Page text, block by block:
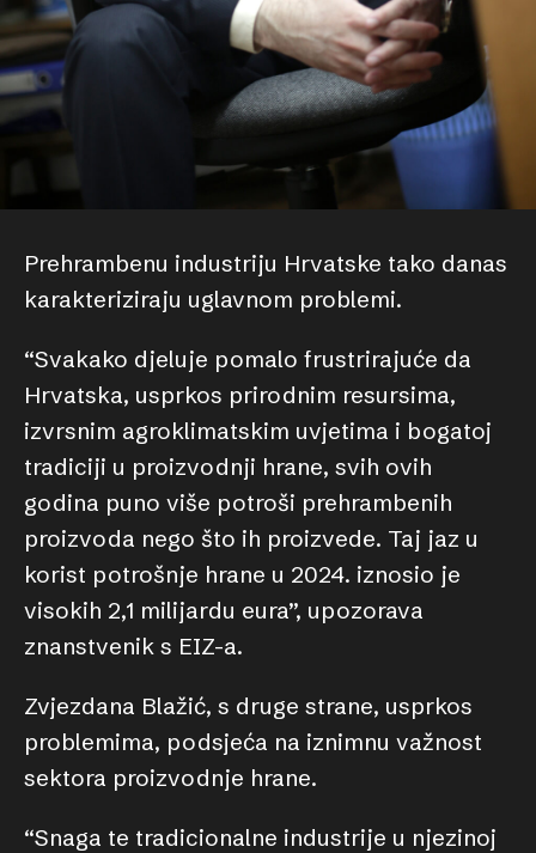
Prehrambenu industriju Hrvatske tako danas
karakteriziraju uglavnom problemi.
“Svakako djeluje pomalo frustrirajuće da
Hrvatska, usprkos prirodnim resursima,
izvrsnim agroklimatskim uvjetima i bogatoj
tradiciji u proizvodnji hrane, svih ovih
godina puno više potroši prehrambenih
proizvoda nego što ih proizvede. Taj jaz u
korist potrošnje hrane u 2024. iznosio je
visokih 2,1 milijardu eura”, upozorava
znanstvenik s EIZ-a.
Zvjezdana Blažić, s druge strane, usprkos
problemima, podsjeća na iznimnu važnost
sektora proizvodnje hrane.
“Snaga te tradicionalne industrije u njezinoj